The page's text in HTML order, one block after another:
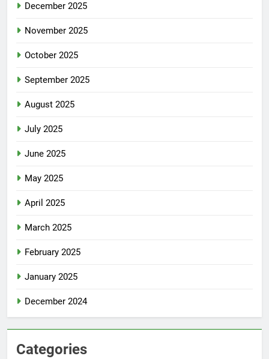
December 2025
November 2025
October 2025
September 2025
August 2025
July 2025
June 2025
May 2025
April 2025
March 2025
February 2025
January 2025
December 2024
Categories